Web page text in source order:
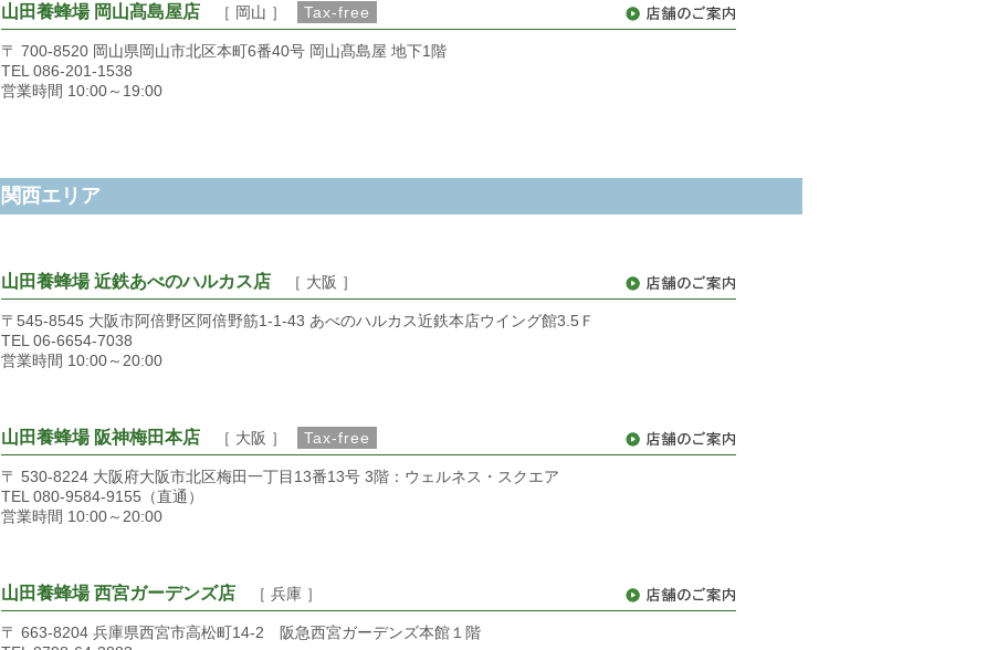
山田養蜂場 岡山髙島屋店 ［ 岡山 ］ Tax-free
〒 700-8520 岡山県岡山市北区本町6番40号 岡山髙島屋 地下1階
TEL 086-201-1538
営業時間 10:00～19:00
関西エリア
山田養蜂場 近鉄あべのハルカス店 ［ 大阪 ］
〒545-8545 大阪市阿倍野区阿倍野筋1-1-43 あべのハルカス近鉄本店ウイング館3.5Ｆ
TEL 06-6654-7038
営業時間 10:00～20:00
山田養蜂場 阪神梅田本店 ［ 大阪 ］ Tax-free
〒 530-8224 大阪府大阪市北区梅田一丁目13番13号 3階：ウェルネス・スクエア
TEL 080-9584-9155（直通）
営業時間 10:00～20:00
山田養蜂場 西宮ガーデンズ店 ［ 兵庫 ］
〒 663-8204 兵庫県西宮市高松町14-2 阪急西宮ガーデンズ本館１階